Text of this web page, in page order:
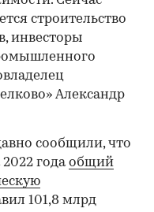
строительство
инвесторы
Александр
сообщили, что
годаобщий
101,8 млрд